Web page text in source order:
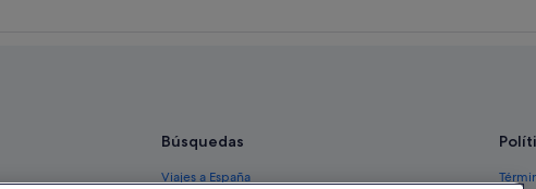
Búsquedas
Viajes a España